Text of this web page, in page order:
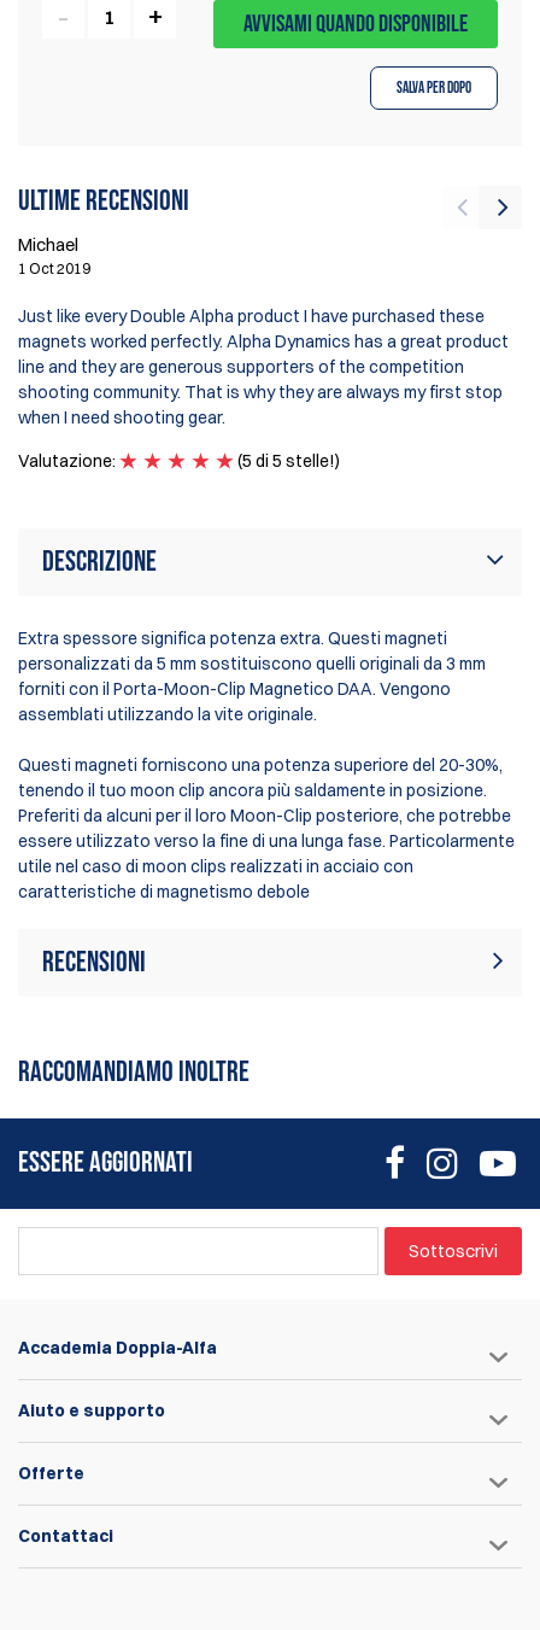
AVVISAMI QUANDO DISPONIBILE
Salva per dopo
Ultime recensioni
Michael
1 Oct 2019
Just like every Double Alpha product I have purchased these
magnets worked perfectly. Alpha Dynamics has a great product
line and they are generous supporters of the competition
shooting community. That is why they are always my first stop
when I need shooting gear.
Valutazione:
(5 di 5 stelle!)
Descrizione
Extra spessore significa potenza extra. Questi magneti
personalizzati da 5 mm sostituiscono quelli originali da 3 mm
forniti con il Porta-Moon-Clip Magnetico DAA. Vengono
assemblati utilizzando la vite originale.
Questi magneti forniscono una potenza superiore del 20-30%,
tenendo il tuo moon clip ancora più saldamente in posizione.
Preferiti da alcuni per il loro Moon-Clip posteriore, che potrebbe
essere utilizzato verso la fine di una lunga fase. Particolarmente
utile nel caso di moon clips realizzati in acciaio con
caratteristiche di magnetismo debole
Recensioni
scrivere una recensione
RACCOMANDIAMO INOLTRE
ESSERE AGGIORNATI
Sottoscrivi
Accademia Doppia-Alfa
Aiuto e supporto
Offerte
Contattaci